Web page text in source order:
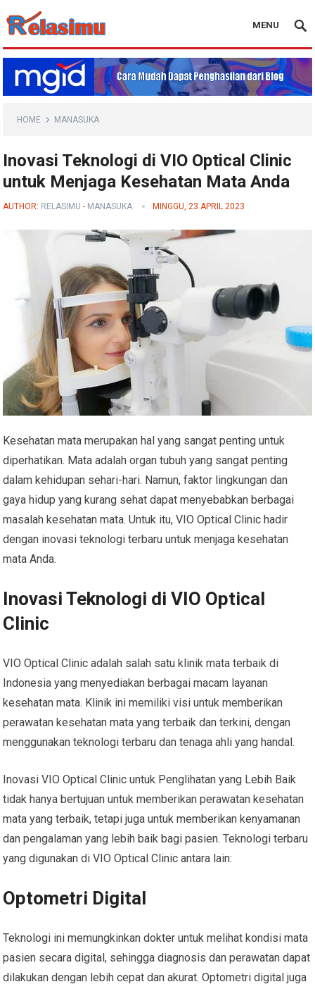
Blog Relasimu
MENU
HOME MANASUKA
Inovasi Teknologi di VIO Optical Clinic
untuk Menjaga Kesehatan Mata Anda
AUTHOR: RELASIMU - MANASUKA MINGGU, 23 APRIL 2023
Kesehatan mata merupakan hal yang sangat penting untuk
diperhatikan. Mata adalah organ tubuh yang sangat penting
dalam kehidupan sehari-hari. Namun, faktor lingkungan dan
gaya hidup yang kurang sehat dapat menyebabkan berbagai
masalah kesehatan mata. Untuk itu, VIO Optical Clinic hadir
dengan inovasi teknologi terbaru untuk menjaga kesehatan
mata Anda.
Inovasi Teknologi di VIO Optical
Clinic
VIO Optical Clinic adalah salah satu klinik mata terbaik di
Indonesia yang menyediakan berbagai macam layanan
kesehatan mata. Klinik ini memiliki visi untuk memberikan
perawatan kesehatan mata yang terbaik dan terkini, dengan
menggunakan teknologi terbaru dan tenaga ahli yang handal.
Inovasi VIO Optical Clinic untuk Penglihatan yang Lebih Baik
tidak hanya bertujuan untuk memberikan perawatan kesehatan
mata yang terbaik, tetapi juga untuk memberikan kenyamanan
dan pengalaman yang lebih baik bagi pasien. Teknologi terbaru
yang digunakan di VIO Optical Clinic antara lain:
Optometri Digital
Teknologi ini memungkinkan dokter untuk melihat kondisi mata
pasien secara digital, sehingga diagnosis dan perawatan dapat
dilakukan dengan lebih cepat dan akurat. Optometri digital juga